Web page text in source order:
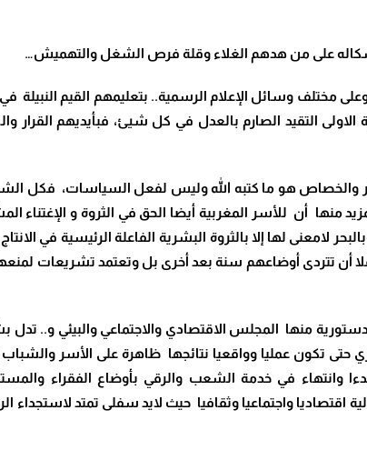
على من هدهم الغلاء وقلة فرص الشغل والتهميش…
مختلف وسائل الإعلام الرسمية.. بتعليمهم القيم النبيلة
التقيد الصارم بالعدل في كل شيئ، فبأيديهم القرار
والخصاص هو ما كتبه الله وليس لفعل السياسات، فكل
منها أن للأسر المغربية أيضا الحق في الثروة و الإغتناء
لها إلا بالثروة البشرية الفاعلة الرئيسية في
أن تتردى أوضاعهم سنة بعد أخرى بل وتعتمد تشريعات
منها المجلس الاقتصادي والاجتماعي والبيئي و.. تدل
حتى تكون عمليا وواقعيا نتائجها ظاهرة على الأسر
وانتهاء في خدمة الشعب والرقي بأوضاع الفقراء
واجتماعيا وثقافيا حيث لايد سفلى تمتد لاستجداء